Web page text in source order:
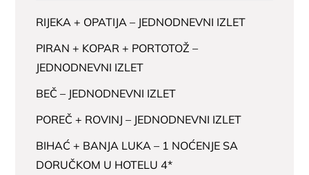
RIJEKA + OPATIJA – JEDNODNEVNI IZLET
PIRAN + KOPAR + PORTOTOŽ –
JEDNODNEVNI IZLET
BEČ – JEDNODNEVNI IZLET
POREČ + ROVINJ – JEDNODNEVNI IZLET
BIHAĆ + BANJA LUKA – 1 NOĆENJE SA
DORUČKOM U HOTELU 4*